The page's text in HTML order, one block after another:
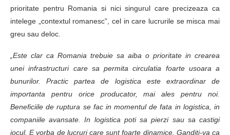
prioritate pentru Romania si nici singurul care precizeaza ca
intelege „contextul romanesc”, cel in care lucrurile se misca mai
greu sau deloc.
„Este clar ca Romania trebuie sa aiba o prioritate in crearea
unei infrastructuri care sa permita circulatia foarte usoara a
bunurilor. Practic partea de logistica este extraordinar de
importanta pentru orice producator, mai ales pentru noi.
Beneficiile de ruptura se fac in momentul de fata in logistica, in
companiile avansate. In logistica poti sa pierzi sau sa castigi
jocul. E vorba de lucruri care sunt foarte dinamice. Ganditi-va ca